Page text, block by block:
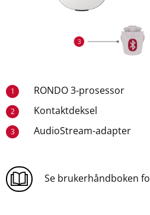
1 RONDO 3-prosessor
2 Kontaktdeksel
3 AudioStream-adapter
Se brukerhåndboken